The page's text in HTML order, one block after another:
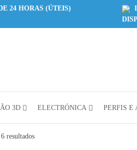
24 HORAS (ÚTEIS)
3D ELECTRÓNICA PERFIS E
resultados